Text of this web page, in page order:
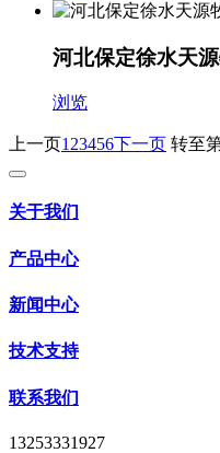
河北保定徐水天
浏览
上一页1 23456下一页 转至
关于我们
产品中心
新闻中心
技术支持
联系我们
13253331927